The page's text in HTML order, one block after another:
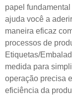
papel
ajuda você a
maneira eficaz
processos de
Etiquetas/
medida para
operação precisa
eficiência da